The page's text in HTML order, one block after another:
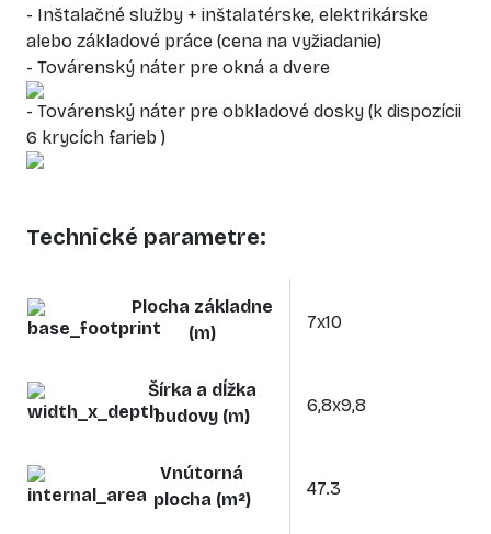
- Inštalačné služby + inštalatérske, elektrikárske
alebo základové práce (cena na vyžiadanie)
- Továrenský náter pre okná a dvere
- Továrenský náter pre obkladové dosky (k dispozícii
6 krycích farieb )
Technické parametre:
Plocha základne
(m)
7x10
Šírka a dĺžka
budovy (m)
6,8x9,8
Vnútorná
plocha (m²)
47.3